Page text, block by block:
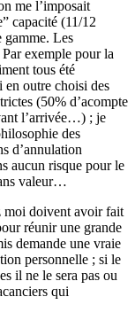
me l’imposait
capacité (11/12
gamme. Les
exemple pour la
tous été
outre choisi des
(50% d’acompte
l’arrivée…) ; je
des
d’annulation
aucun risque pour le
valeur…
moi doivent avoir fait
réunir une grande
demande une vraie
personnelle ; si le
il ne le sera pas ou
qui